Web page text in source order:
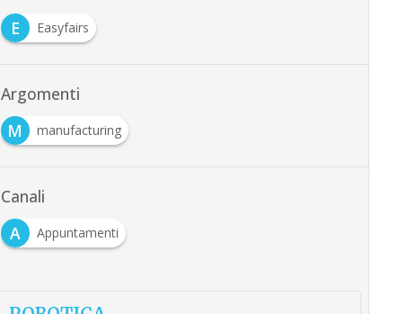
E
Easyfairs
Argomenti
M
manufacturing
Canali
A
Appuntamenti